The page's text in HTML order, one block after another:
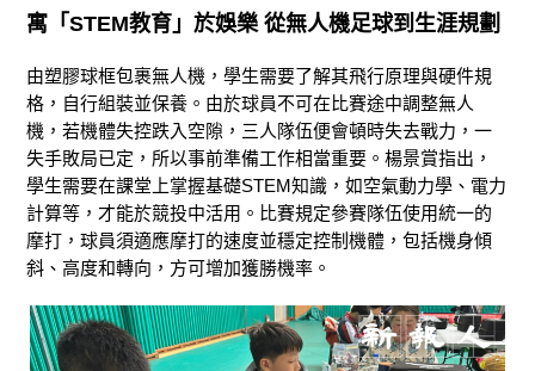
寓「STEM教育」於娛樂 從無人機足球到生涯規劃
由塑膠球框包裹無人機，學生需要了解其飛行原理與硬件規
格，自行組裝並保養。由於球員不可在比賽途中調整無人
機，若機體失控跌入空隙，三人隊伍便會頓時失去戰力，一
失手敗局已定，所以事前準備工作相當重要。楊景賞指出，
學生需要在課堂上掌握基礎STEM知識，如空氣動力學、電力
計算等，才能於競投中活用。比賽規定參賽隊伍使用統一的
摩打，球員須適應摩打的速度並穩定控制機體，包括機身傾
斜、高度和轉向，方可增加獲勝機率。